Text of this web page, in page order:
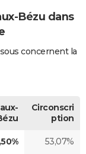
Bézu dans
concernent la
Circonscri
ption
53,07%